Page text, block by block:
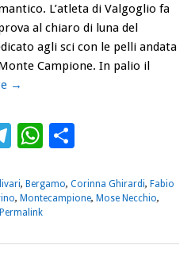
L’atleta di Valgoglio fa
al chiaro di luna del
agli sci con le pelli andata
Campione. In palio il
→
Telegram
WhatsApp
, Bergamo, Corinna Ghirardi, Fabio
, Montecampione, Mose Necchio,
Permalink